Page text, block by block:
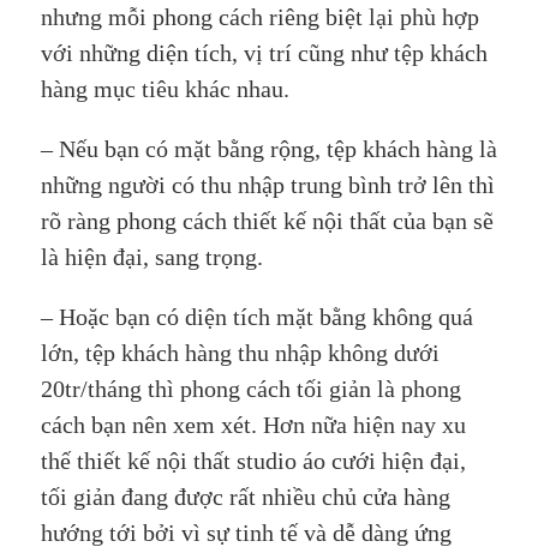
nhưng mỗi phong cách riêng biệt lại phù hợp
với những diện tích, vị trí cũng như tệp khách
hàng mục tiêu khác nhau.
– Nếu bạn có mặt bằng rộng, tệp khách hàng là
những người có thu nhập trung bình trở lên thì
rõ ràng phong cách thiết kế nội thất của bạn sẽ
là hiện đại, sang trọng.
– Hoặc bạn có diện tích mặt bằng không quá
lớn, tệp khách hàng thu nhập không dưới
20tr/tháng thì phong cách tối giản là phong
cách bạn nên xem xét. Hơn nữa hiện nay xu
thế thiết kế nội thất studio áo cưới hiện đại,
tối giản đang được rất nhiều chủ cửa hàng
hướng tới bởi vì sự tinh tế và dễ dàng ứng